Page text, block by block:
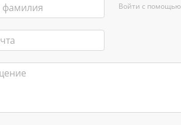
Войти с помощью